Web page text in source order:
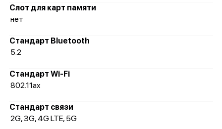
Слот для карт памяти
нет
Стандарт Bluetooth
5.2
Стандарт Wi-Fi
802.11ax
Стандарт связи
2G, 3G, 4G LTE, 5G